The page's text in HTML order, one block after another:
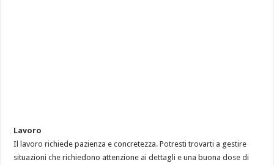
Lavoro
Il lavoro richiede pazienza e concretezza. Potresti trovarti a gestire
situazioni che richiedono attenzione ai dettagli e una buona dose di